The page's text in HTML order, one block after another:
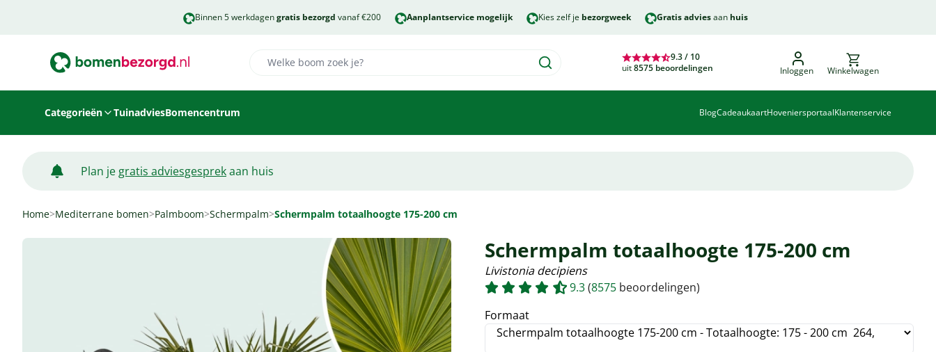
Binnen 5 werkdagengratis bezorgd vanaf €200 Aanplantservice mogelijk Kies zelf je bezorgweek Gratis advies aan huis
9.3 / 10
uit8575 beoordelingen Inloggen Winkelwagen
Categorieën TuinadviesBomencentrum BlogCadeaukaartHoveniersportaalKlantenservice
Plan je gratis adviesgesprekaan huis
Home>Mediterrane bomen>Palmboom>Schermpalm>Schermpalm totaalhoogte 175-200 cm
Schermpalm totaalhoogte 175-200 cm
Livistonia decipiens
9.3(8575 beoordelingen)
Formaat